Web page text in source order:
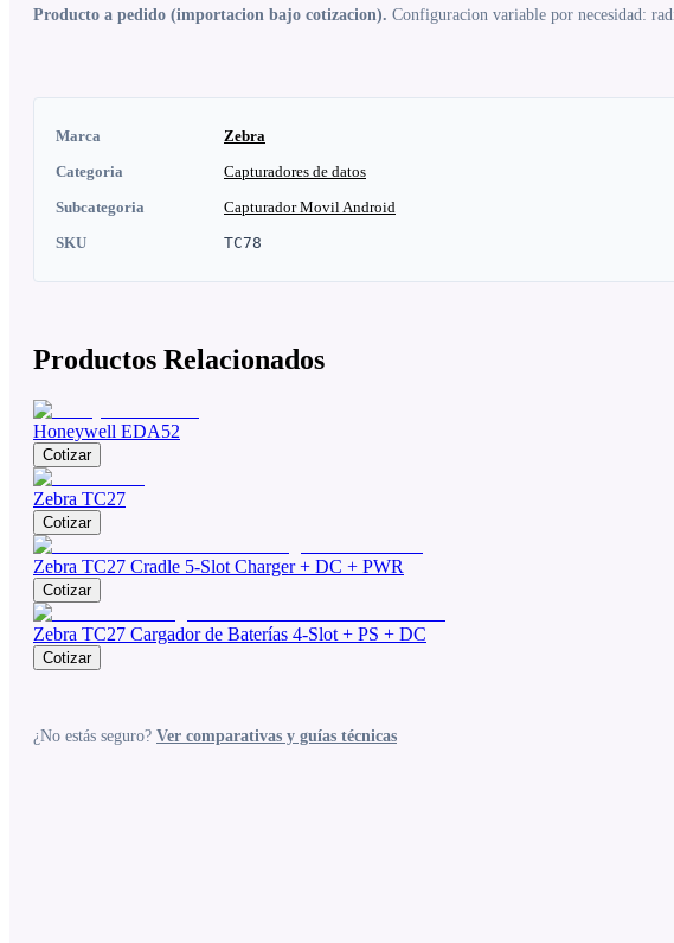
Producto a pedido (importacion bajo cotizacion). Configuracion variable por necesidad:
Marca
Zebra
Categoria
Capturadores de datos
Subcategoria
Capturador Movil Android
SKU
TC78
Productos Relacionados
Honeywell EDA52
Cotizar
Zebra TC27
Cotizar
Zebra TC27 Cradle 5-Slot Charger + DC + PWR
Cotizar
Zebra TC27 Cargador de Baterías 4-Slot + PS + DC
Cotizar
¿No estás seguro? Ver comparativas y guías técnicas